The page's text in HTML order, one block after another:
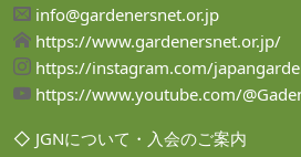
info@gardenersnet.or.jp
https://www.gardenersnet.or.jp/
https://instagram.com/
https://www.youtube.com/
◇ JGNについて・入会のご案内